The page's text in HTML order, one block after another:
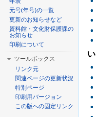
い
元号(年号)の一覧
更新のお知らせなど
資料館・文化財保護課の
お知らせ
印刷について
ツールボックス
リンク元
関連ページの更新状況
特別ページ
印刷用バージョン
この版への固定リンク